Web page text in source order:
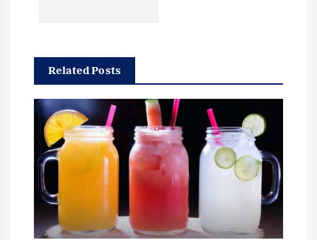
c
ó
n
d
e
Related Posts